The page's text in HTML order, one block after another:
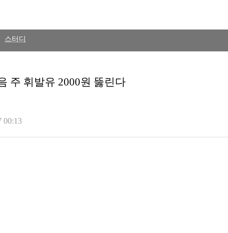
스터디
주 휘발유 2000원 뚫린다
00:13